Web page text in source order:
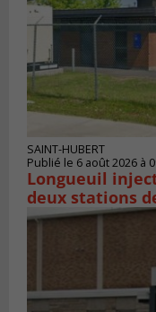
SAINT-HUBERT
Publié le 6 août 2026 à
Longueuil
deux stations